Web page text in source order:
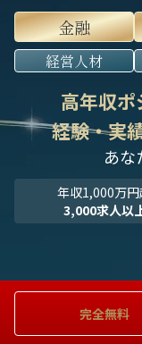
金融
経営人材
高年収
経験・実
あな
年収1,000万円
3,000求人以
完全無料